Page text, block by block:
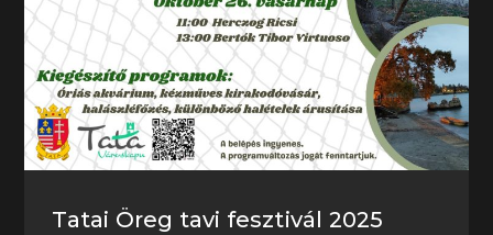
Tatai Öreg tavi fesztivál 2025